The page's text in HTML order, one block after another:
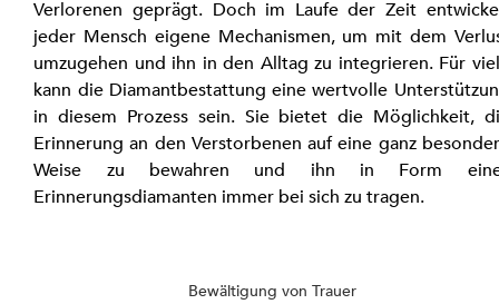
Verlorenen geprägt. Doch im Laufe der Zeit
jeder Mensch eigene Mechanismen, um mit dem
umzugehen und ihn in den Alltag zu integrieren. Für
kann die Diamantbestattung eine wertvolle
in diesem Prozess sein. Sie bietet die Möglichkeit,
Erinnerung an den Verstorbenen auf eine ganz
Weise zu bewahren und ihn in Form
Erinnerungsdiamanten immer bei sich zu tragen.
Bewältigung von Trauer